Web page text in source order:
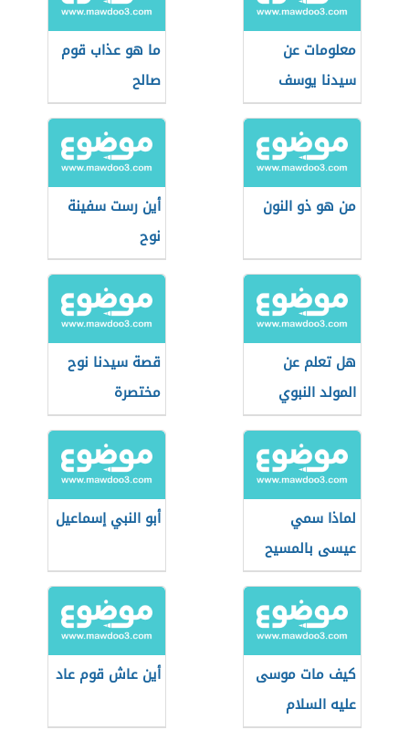
معلومات عن
سيدنا يوسف
ما هو عذاب قوم
صالح
من هو ذو النون
أين رست سفينة
نوح
هل تعلم عن
المولد النبوي
قصة سيدنا نوح
مختصرة
لماذا سمي
عيسى بالمسيح
أبو النبي إسماعيل
كيف مات موسى
عليه السلام
أين عاش قوم عاد